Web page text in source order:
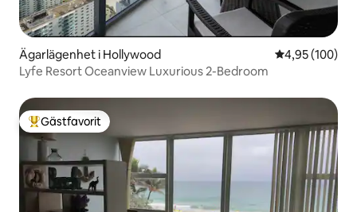
Ägarlägenhet i Hollywood 4,95 av 5 i
4,95 (100)
Lyfe Resort Oceanview Luxurious 2-Bedroom
Populär gästfavorit
Gästfavorit